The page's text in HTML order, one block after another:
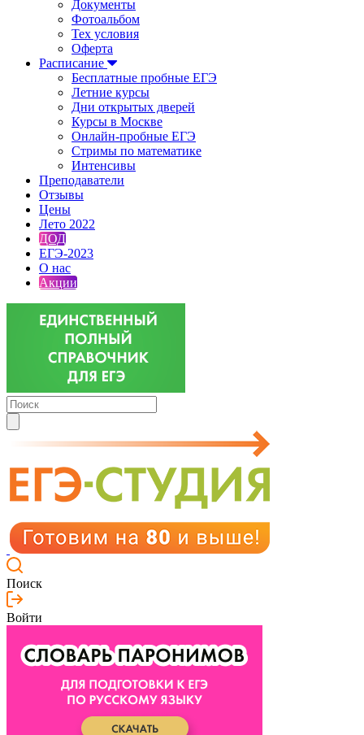
Документы
Фотоальбом
Тех условия
Оферта
Расписание
Бесплатные пробные ЕГЭ
Летние курсы
Дни открытых дверей
Курсы в Москве
Онлайн-пробные ЕГЭ
Стримы по математике
Интенсивы
Преподаватели
Отзывы
Цены
Лето 2022
ДОД
ЕГЭ-2023
О нас
Акции
Поиск
Войти